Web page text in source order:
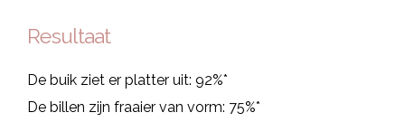
Resultaat
De buik ziet er platter uit: 92%*
De billen zijn fraaier van vorm: 75%*